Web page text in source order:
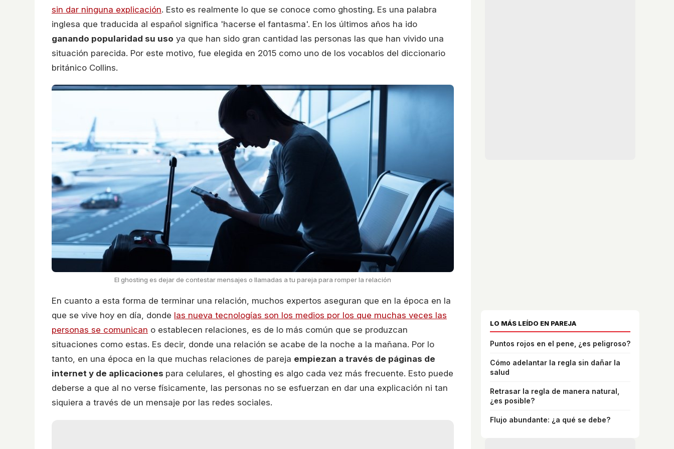
sin dar ninguna explicación. Esto es realmente lo que se conoce como ghosting. Es una palabra
inglesa que traducida al español significa 'hacerse el fantasma'. En los últimos años ha ido
ganando popularidad su uso ya que han sido gran cantidad las personas las que han vivido una
situación parecida. Por este motivo, fue elegida en 2015 como uno de los vocablos del diccionario
británico Collins.
El ghosting es dejar de contestar mensajes o llamadas a tu pareja para romper la relación
En cuanto a esta forma de terminar una relación, muchos expertos aseguran que en la época en la
que se vive hoy en día, donde las nueva tecnologías son los medios por los que muchas veces las
personas se comunican o establecen relaciones, es de lo más común que se produzcan
situaciones como estas. Es decir, donde una relación se acabe de la noche a la mañana. Por lo
tanto, en una época en la que muchas relaciones de pareja empiezan a través de páginas de
internet y de aplicaciones para celulares, el ghosting es algo cada vez más frecuente. Esto puede
deberse a que al no verse físicamente, las personas no se esfuerzan en dar una explicación ni tan
siquiera a través de un mensaje por las redes sociales.
LO MÁS LEÍDO EN PAREJA
Puntos rojos en el pene, ¿es peligroso?
Cómo adelantar la regla sin dañar la
salud
Retrasar la regla de manera natural,
¿es posible?
Flujo abundante: ¿a qué se debe?